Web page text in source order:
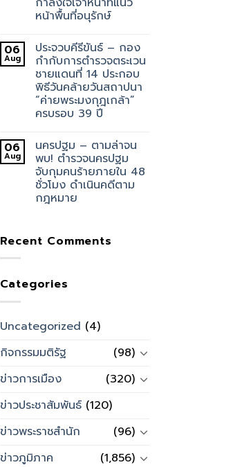
หน้าพื้นที่อนุรักษ์
06
Aug
ประจวบคีรีขันธ์ – กอง
กำกับการตำรวจตระเวน
ชายแดนที่ 14 ประกอบ
พิธีวันคล้ายวันสถาปนา
“ค่ายพระมงกุฎเกล้า”
ครบรอบ 39 ปี
06
Aug
นครปฐม – ตามล่าจน
พบ! ตำรวจนครปฐม
จับกุมคนร้ายภายใน 48
ชั่วโมง ดำเนินคดีตาม
กฎหมาย
Recent Comments
Categories
Uncategorized (4)
กิจกรรมมติรัฐ
(98)
ข่าวการเมือง
(320)
ข่าวประชาสัมพันธ์(120)
ข่าวพระราชสำนัก
(96)
ข่าวภูมิภาค
(1,856)